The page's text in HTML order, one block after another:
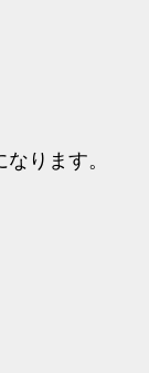
ります。